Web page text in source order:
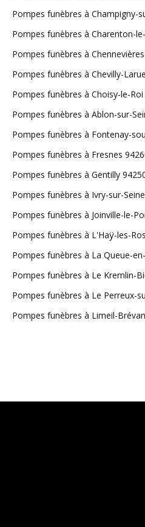
Pompes funèbres à Champigny-
Pompes funèbres à Charenton-
Pompes funèbres à
Pompes funèbres à Chevilly-
Pompes funèbres à Choisy-le-
Pompes funèbres à Ablon-sur-
Pompes funèbres à Fontenay-
Pompes funèbres à Fresnes
Pompes funèbres à Gentilly
Pompes funèbres à Ivry-sur-
Pompes funèbres à Joinville-le-
Pompes funèbres à L'Haÿ-les-
Pompes funèbres à La Queue-
Pompes funèbres à Le Kremlin-
Pompes funèbres à Le Perreux-
Pompes funèbres à Limeil-